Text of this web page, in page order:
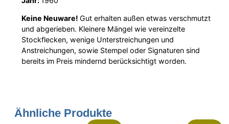
Keine Neuware!Gut erhalten außen etwas verschmutzt
und abgerieben. Kleinere Mängel wie vereinzelte
Stockflecken, wenige Unterstreichungen und
Anstreichungen, sowie Stempel oder Signaturen sind
bereits im Preis mindernd berücksichtigt worden.
Ähnliche Produkte